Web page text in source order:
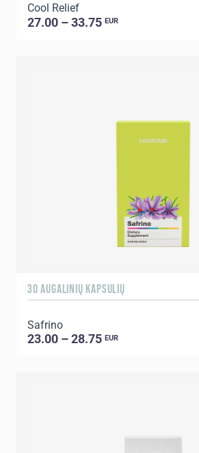
Cool Relief
27.00 – 33.75 EUR
30 AUGALINIŲ KAPSULIŲ
Safrino
23.00 – 28.75 EUR